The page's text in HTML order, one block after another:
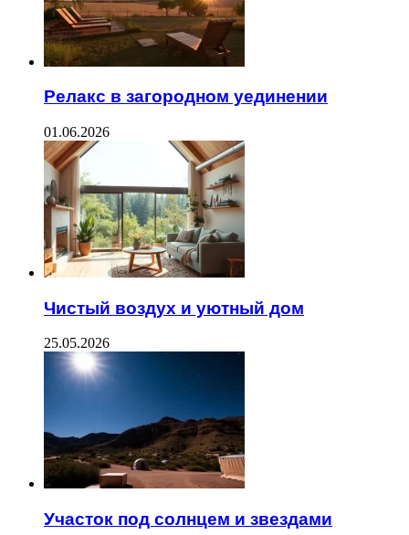
Релакс в загородном уединении
01.06.2026
Чистый воздух и уютный дом
25.05.2026
Участок под солнцем и звездами